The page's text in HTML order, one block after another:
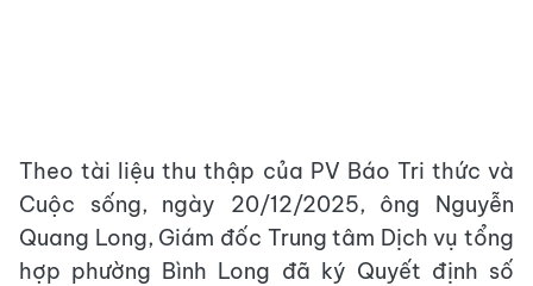
Theo tài liệu thu thập của PV Báo Tri thức và
Cuộc sống, ngày 20/12/2025, ông Nguyễn
Quang Long, Giám đốc Trung tâm Dịch vụ tổng
hợp phường Bình Long đã ký Quyết định số